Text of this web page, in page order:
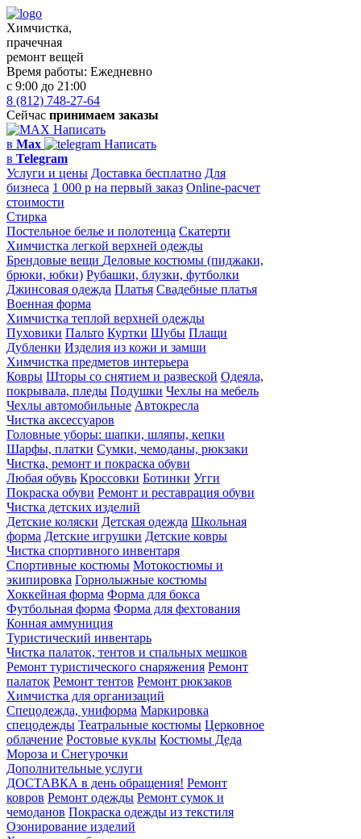
Химчистка,
прачечная
ремонт вещей
Время работы: Ежедневно
с 9:00 до 21:00
8 (812) 748-27-64
Сейчас принимаем заказы
Написать
в Max
Написать
в Telegram
Услуги и цены Доставка бесплатно Для
бизнеса 1 000 р на первый заказ Online-расчет
стоимости
Стирка
Постельное белье и полотенца Скатерти
Химчистка легкой верхней одежды
Брендовые вещи Деловые костюмы (пиджаки,
брюки, юбки) Рубашки, блузки, футболки
Джинсовая одежда Платья Свадебные платья
Военная форма
Химчистка теплой верхней одежды
Пуховики Пальто Куртки Шубы Плащи
Дубленки Изделия из кожи и замши
Химчистка предметов интерьера
Ковры Шторы со снятием и развеской Одеяла,
покрывала, пледы Подушки Чехлы на мебель
Чехлы автомобильные Автокресла
Чистка аксессуаров
Головные уборы: шапки, шляпы, кепки
Шарфы, платки Сумки, чемоданы, рюкзаки
Чистка, ремонт и покраска обуви
Любая обувь Кроссовки Ботинки Угги
Покраска обуви Ремонт и реставрация обуви
Чистка детских изделий
Детские коляски Детская одежда Школьная
форма Детские игрушки Детские ковры
Чистка спортивного инвентаря
Спортивные костюмы Мотокостюмы и
экипировка Горнолыжные костюмы
Хоккейная форма Форма для бокса
Футбольная форма Форма для фехтования
Конная аммуниция
Туристический инвентарь
Чистка палаток, тентов и спальных мешков
Ремонт туристического снаряжения Ремонт
палаток Ремонт тентов Ремонт рюкзаков
Химчистка для организаций
Спецодежда, униформа Маркировка
спецодежды Театральные костюмы Церковное
облачение Ростовые куклы Костюмы Деда
Мороза и Снегурочки
Дополнительные услуги
ДОСТАВКА в день обращения! Ремонт
ковров Ремонт одежды Ремонт сумок и
чемоданов Покраска одежды из текстиля
Озонирование изделий